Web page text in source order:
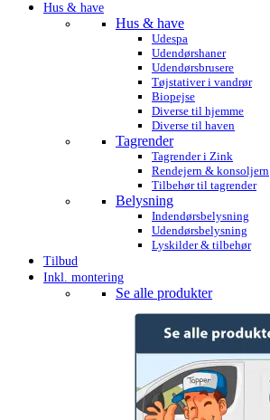
Hus & have
Hus & have
Udespa
Udendørshaner
Udendørsbrusere
Tøjstativer i vandrør
Biopejse
Diverse til hjemme
Diverse til haven
Tagrender
Tagrender i Zink
Rendejern & konsoljern
Tilbehør til tagrender
Belysning
Indendørsbelysning
Udendørsbelysning
Lyskilder & tilbehør
Tilbud
Inkl. montering
Se alle produkter